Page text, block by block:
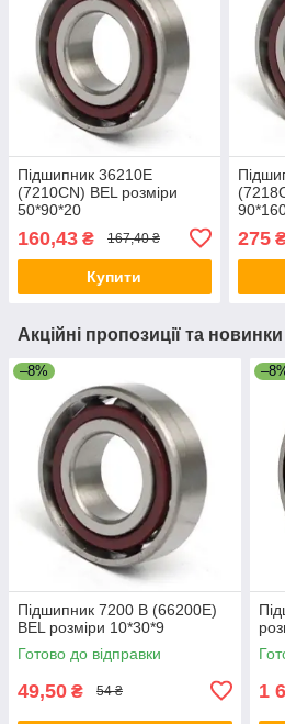
Підшипник 36210Е
(7210CN) BEL розміри
50*90*20
160,43 ₴ 167,40 ₴
Купити
275
Акційні пропозиції та новинки
–8%
Підшипник 7200 B (66200E)
BEL розміри 10*30*9
Готово до відправки
49,50 ₴ 54 ₴ 1